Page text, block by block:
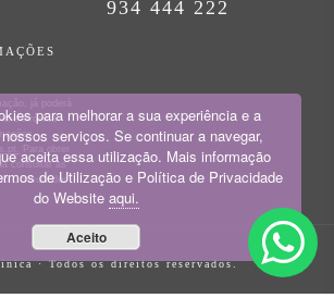
934 444 222
já poderá
eletrónica
consultar as
Consumidor
· Todos os direitos reservados.
para melhorar a sua experiência e a
serviços. Se continuar a navegar,
aceita essa utilização. Mais informação
de Utilização e Política de Privacidade
do Website aqui.
Aceito